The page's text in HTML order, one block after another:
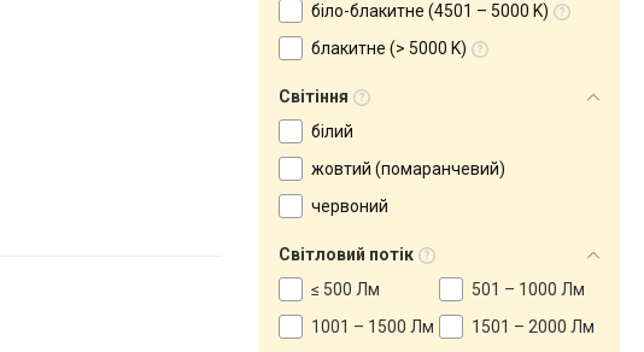
біло-блакитне (4501 – 5000 K)
блакитне (> 5000 K)
Світіння
білий
жовтий (помаранчевий)
червоний
Світловий потік
≤ 500 Лм
501 – 1000 Лм
1001 – 1500 Лм
1501 – 2000 Лм